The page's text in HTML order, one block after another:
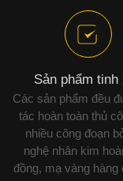
Sản phẩm tinh
Các sản phẩm đều
tác hoàn toàn thủ
nhiều công đoạn
nghệ nhân kim
đồng, mạ vàng hàng